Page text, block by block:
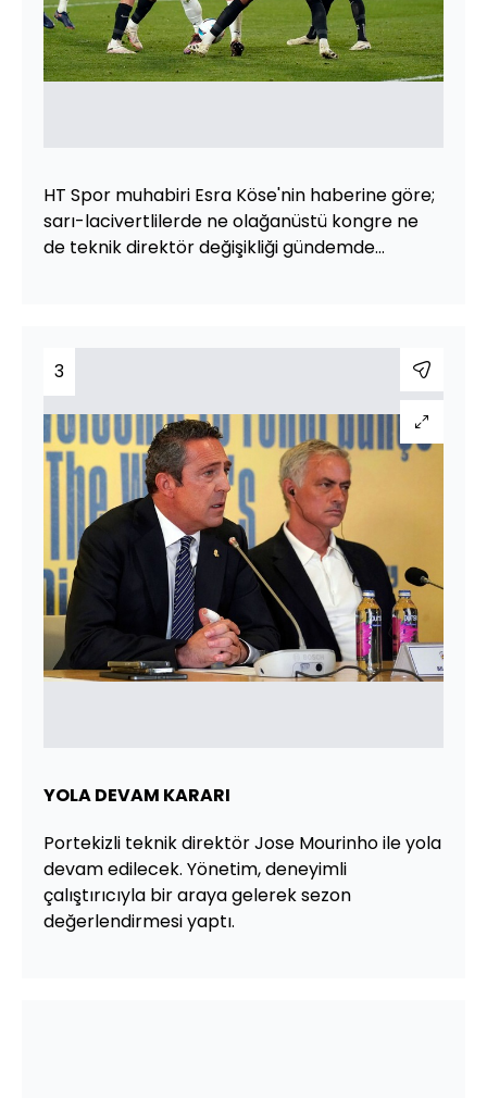
HT Spor muhabiri Esra Köse'nin haberine göre;
sarı-lacivertlilerde ne olağanüstü kongre ne
de teknik direktör değişikliği gündemde...
3
YOLA DEVAM KARARI
Portekizli teknik direktör Jose Mourinho ile yola
devam edilecek. Yönetim, deneyimli
çalıştırıcıyla bir araya gelerek sezon
değerlendirmesi yaptı.